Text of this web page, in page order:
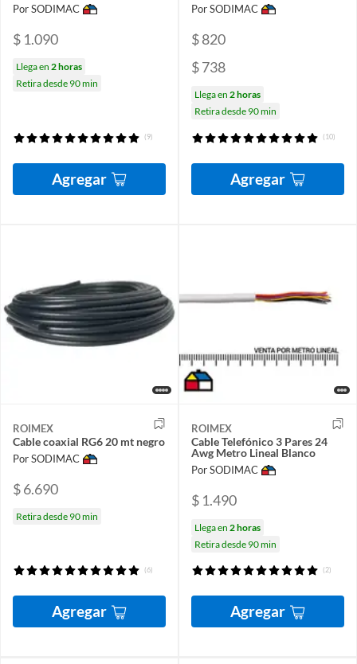
Por SODIMAC
$ 1.090
Llega en 2 horas
Retira desde 90 min
(9)
Agregar
Por SODIMAC
$ 820
$ 738
Llega en 2 horas
Retira desde 90 min
(10)
Agregar
ROIMEX
Cable coaxial RG6 20 mt negro
Por SODIMAC
$ 6.690
Retira desde 90 min
(6)
Agregar
ROIMEX
Cable Telefónico 3 Pares 24
Awg Metro Lineal Blanco
Por SODIMAC
$ 1.490
Llega en 2 horas
Retira desde 90 min
(2)
Agregar